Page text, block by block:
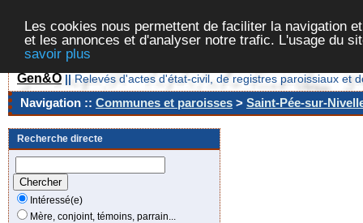
Les cookies nous permettent de faciliter la navigation
et les annonces et d'analyser notre trafic. L'usage du
savoir plus
Gen&O || Relevés d'actes d'état-civil, de registres paroissiaux et
Navigation :: Communes et paroisses > Saint-Pée-sur-
Recherche directe
Intéressé(e)
Mère, conjoint, témoins, parrain...